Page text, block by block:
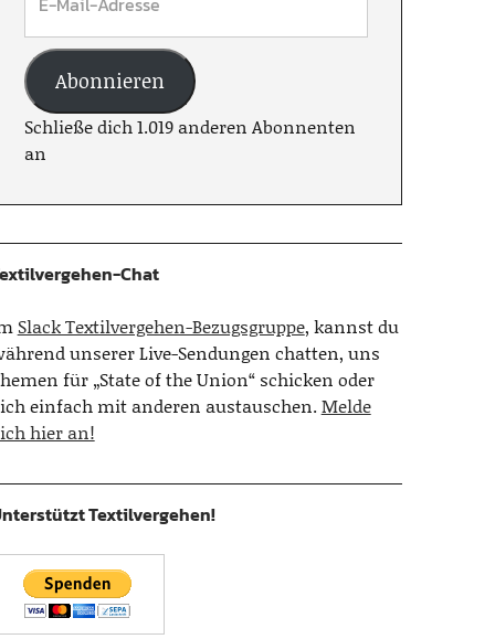
Abonnieren
Schließe dich 1.019 anderen Abonnenten
an
Chat
Slack Textilvergehen-Bezugsgruppe, kannst du
unserer Live-Sendungen chatten, uns
für „State of the Union“ schicken oder
einfach mit anderen austauschen.Melde
hier an!
Textilvergehen!